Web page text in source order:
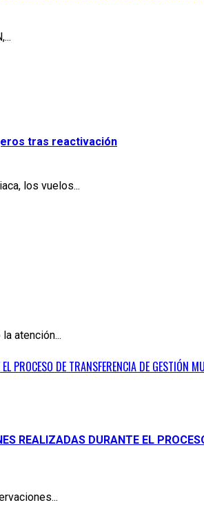
tras reactivación
los vuelos...
atención...
PROCESO DE TRANSFERENCIA DE GESTIÓN
REALIZADAS DURANTE EL